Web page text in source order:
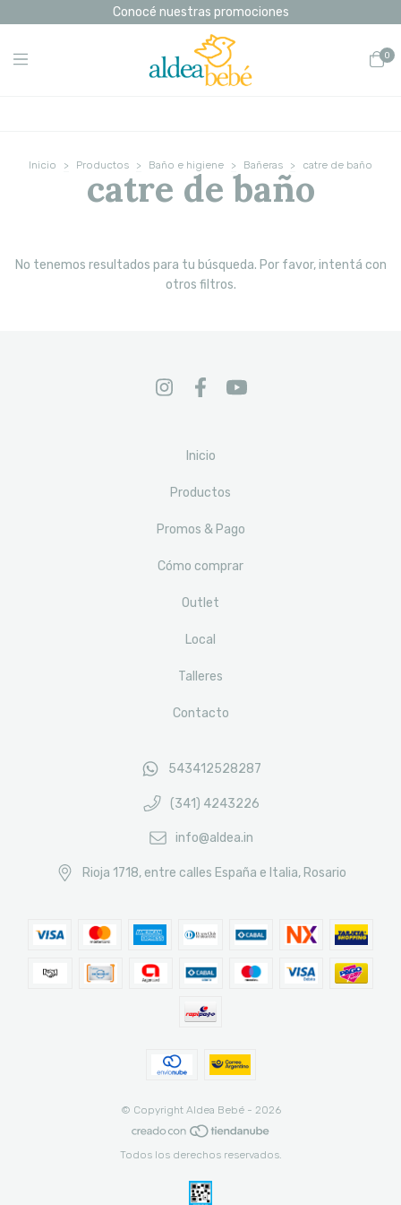
Conocé nuestras promociones
0
Inicio > Productos > Baño e higiene > Bañeras > catre de baño
catre de baño
No tenemos resultados para tu búsqueda. Por favor, intentá con
otros filtros.
Inicio
Productos
Promos & Pago
Cómo comprar
Outlet
Local
Talleres
Contacto
543412528287
(341) 4243226
info@aldea.in
Rioja 1718, entre calles España e Italia, Rosario
© Copyright Aldea Bebé - 2026
Todos los derechos reservados.